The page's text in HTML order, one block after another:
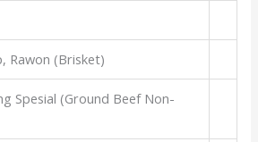
Rawon (Brisket)
Spesial (Ground Beef Non-